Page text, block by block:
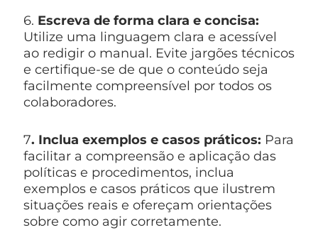
6. Escreva de forma clara e concisa:
Utilize uma linguagem clara e acessível
ao redigir o manual. Evite jargões técnicos
e certifique-se de que o conteúdo seja
facilmente compreensível por todos os
colaboradores.
7. Inclua exemplos e casos práticos: Para
facilitar a compreensão e aplicação das
políticas e procedimentos, inclua
exemplos e casos práticos que ilustrem
situações reais e ofereçam orientações
sobre como agir corretamente.